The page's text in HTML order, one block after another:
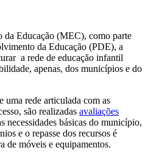
Educação (MEC), como parte
da Educação (PDE), a
a rede de educação infantil
apenas, dos municípios e do
uma rede articulada com as
são realizadas avaliações
necessidades básicas do município,
e o repasse dos recursos é
de móveis e equipamentos.